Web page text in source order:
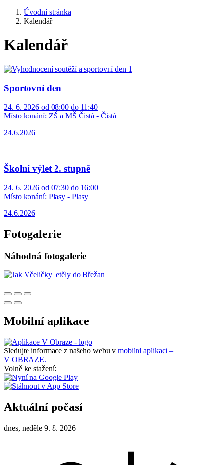
Úvodní stránka
Kalendář
Kalendář
Sportovní den
24. 6. 2026 od 08:00 do 11:40
Místo konání: ZŠ a MŠ Čistá - Čistá
24.6.2026
Školní výlet 2. stupně
24. 6. 2026 od 07:30 do 16:00
Místo konání: Plasy - Plasy
24.6.2026
Fotogalerie
Náhodná fotogalerie
Mobilní aplikace
Sledujte informace z našeho webu v mobilní aplikaci –
V OBRAZE.
Volně ke stažení:
Aktuální počasí
dnes, neděle 9. 8. 2026